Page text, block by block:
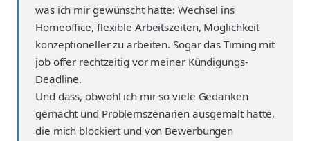
was ich mir gewünscht hatte: Wechsel ins
Homeoffice, flexible Arbeitszeiten, Möglichkeit
konzeptioneller zu arbeiten. Sogar das Timing mit
job offer rechtzeitig vor meiner Kündigungs-
Deadline.
Und dass, obwohl ich mir so viele Gedanken
gemacht und Problemszenarien ausgemalt hatte,
die mich blockiert und von Bewerbungen